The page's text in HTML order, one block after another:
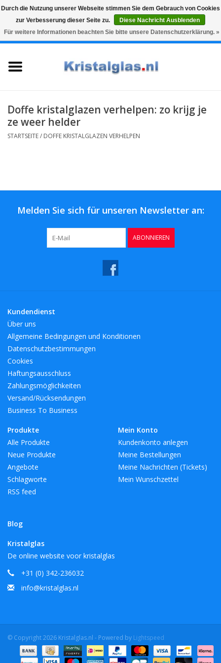
Snelle levering
Graveren
0 Artikel - €0,00
Karaffen
Kaffee & Tee
Doffe kristalglazen verhelpen: zo krijg je
ze weer helder
STARTSEITE/ DOFFE KRISTALGLAZEN VERHELPEN
Melden Sie sich für unseren Newsletter an:
ABONNIEREN
Kundendienst
Über uns
Allgemeine Bedingungen und Konditionen
Datenschutzbestimmungen
Cookies
Haftungsausschluss
Zahlungsmöglichkeiten
Versand/Rücksendungen
Business To Business
Produkte
Alle Produkte
Neue Produkte
Angebote
Schlagworte
RSS feed
Blog
Mein Konto
Kundenkonto anlegen
Meine Bestellungen
Meine Nachrichten (Tickets)
Mein Wunschzettel
Kristalglas
De online website voor kristalglas
+31 (0) 342-236032
info@kristalglas.nl
© Copyright 2026 Kristalglas.nl - Powered by Lightspeed
Durch die Nutzung unserer Webseite stimmen Sie dem Gebrauch von Cookies
zur Verbesserung dieser Seite zu.
Diese Nachricht Ausblenden
Für weitere Informationen beachten Sie bitte unsere Datenschutzerklärung. »